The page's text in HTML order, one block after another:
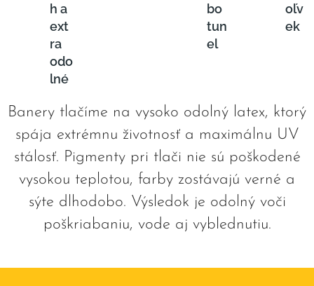
h a
ext
ra
odo
lné
bo
tun
el
oľv
ek
Banery tlačíme na vysoko odolný latex, ktorý
spája extrémnu životnosť a maximálnu UV
stálosť. Pigmenty pri tlači nie sú poškodené
vysokou teplotou, farby zostávajú verné a
sýte dlhodobo. Výsledok je odolný voči
poškriabaniu, vode aj vyblednutiu.